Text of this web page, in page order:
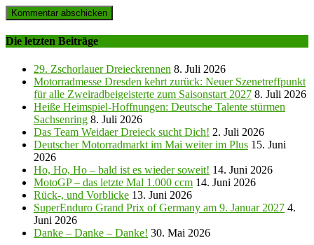
Die letzten Beiträge
29. Zschorlauer Dreieckrennen 8. Juli 2026
Motorradmesse Dresden kehrt zurück: Neuer Szenetreffpunkt
für alle Zweiradbeigeisterte zum Saisonstart 2027 8. Juli 2026
Heiße Heimspiel-Hoffnungen: Deutsche Talente stürmen
Sachsenring 8. Juli 2026
Das Team Weidaer Dreieck sucht Dich! 2. Juli 2026
Deutscher Motorradmarkt im Mai weiter im Plus 15. Juni
2026
Ho, Ho, Ho – bald ist es wieder soweit! 14. Juni 2026
MotoGP – das letzte Mal 1.000 ccm 14. Juni 2026
Rück-, und Vorblicke 13. Juni 2026
SuperEnduro Grand Prix of Germany am 9. Januar 2027 4.
Juni 2026
Danke – Danke – Danke! 30. Mai 2026